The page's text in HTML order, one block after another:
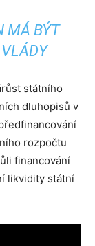
MÁ BÝT
státního
dluhopisů v
rozpočtu
financování
likvidity státní